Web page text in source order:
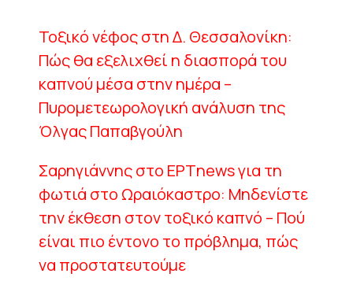
Τοξικό νέφος στη Δ. Θεσσαλονίκη:
Πώς θα εξελιχθεί η διασπορά του
καπνού μέσα στην ημέρα –
Πυρομετεωρολογική ανάλυση της
Όλγας Παπαβγούλη
Σαρηγιάννης στο ΕΡΤnews για τη
φωτιά στο Ωραιόκαστρο: Μηδενίστε
την έκθεση στον τοξικό καπνό – Πού
είναι πιο έντονο το πρόβλημα, πώς
να προστατευτούμε